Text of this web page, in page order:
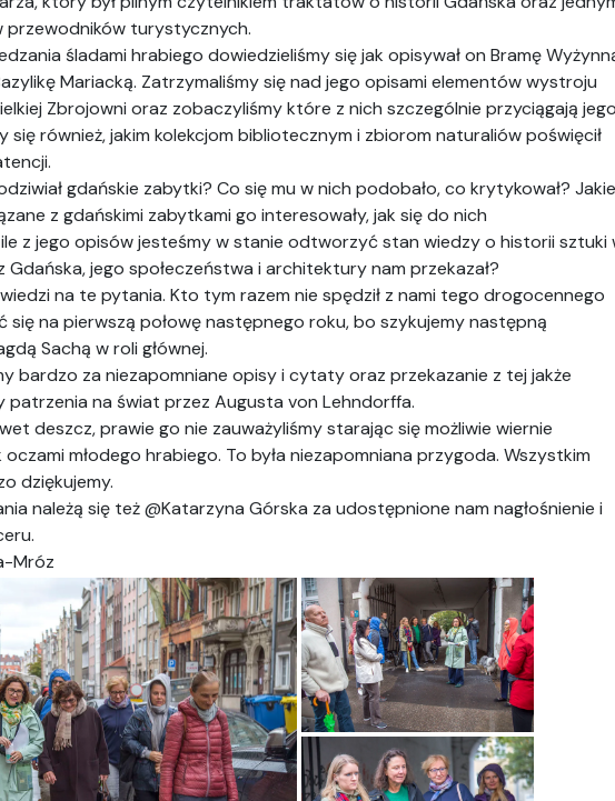
przewodników turystycznych.
śladami hrabiego dowiedzieliśmy się jak opisywał on Bramę
Mariacką. Zatrzymaliśmy się nad jego opisami elementów wystroju
Zbrojowni oraz zobaczyliśmy które z nich szczególnie przyciągają jego
się również, jakim kolekcjom bibliotecznym i zbiorom naturaliów poświęcił
gdańskie zabytki? Co się mu w nich podobało, co krytykował? Jakie
z gdańskimi zabytkami go interesowały, jak się do nich
z jego opisów jesteśmy w stanie odtworzyć stan wiedzy o historii sztuki
Gdańska, jego społeczeństwa i architektury nam przekazał?
na te pytania. Kto tym razem nie spędził z nami tego drogocennego
się na pierwszą połowę następnego roku, bo szykujemy następną
Sachą w roli głównej.
bardzo za niezapomniane opisy i cytaty oraz przekazanie z tej jakże
na świat przez Augusta von Lehndorffa.
deszcz, prawie go nie zauważyliśmy starając się możliwie wiernie
młodego hrabiego. To była niezapomniana przygoda. Wszystkim
dziękujemy.
należą się też @Katarzyna Górska za udostępnione nam nagłośnienie i
Mróz